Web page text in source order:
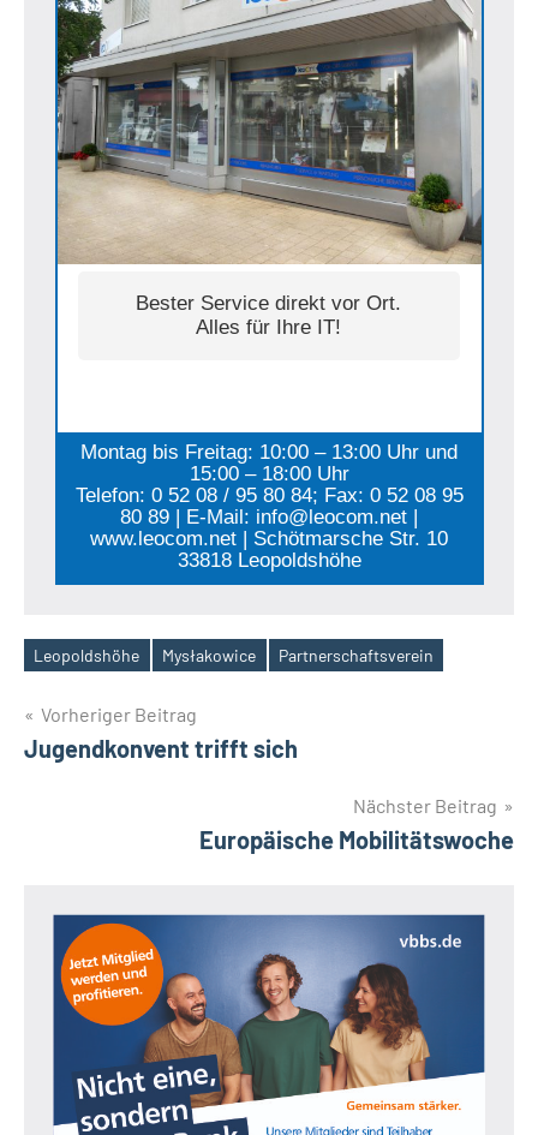
Bester Service direkt vor Ort.
Alles für Ihre IT!
Montag bis Freitag: 10:00 – 13:00 Uhr und
15:00 – 18:00 Uhr
Telefon: 0 52 08 / 95 80 84; Fax: 0 52 08 95
80 89 | E-Mail: info@leocom.net |
www.leocom.net | Schötmarsche Str. 10
33818 Leopoldshöhe
Schlagwörter
Leopoldshöhe Mysłakowice Partnerschaftsverein
Beitragsnavigation
Vorheriger Beitrag
Jugendkonvent trifft sich
Nächster Beitrag
Europäische Mobilitätswoche